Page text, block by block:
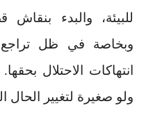
للبيئة، والبدء
وبخاصة في ظل تراجع
انتهاكات الاحتلال
ولو صغيرة لتغيير الحال